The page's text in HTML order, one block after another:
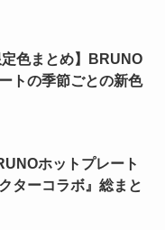
定色まとめ】BRUNO
トの季節ごとの新色
ホットプレート
ターコラボ』総まと